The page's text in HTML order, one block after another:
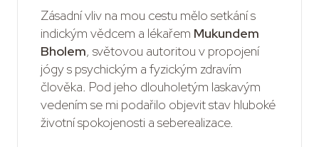
Zásadní vliv na mou cestu mělo setkání s
indickým vědcem a lékařem Mukundem
Bholem, světovou autoritou v propojení
jógy s psychickým a fyzickým zdravím
člověka. Pod jeho dlouholetým laskavým
vedením se mi podařilo objevit stav hluboké
životní spokojenosti a seberealizace.